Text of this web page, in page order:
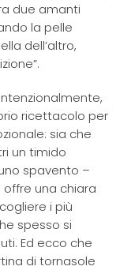
due amanti
la pelle
dell’altro,
ricettacolo per
sia che
un timido
spavento –
una chiara
i più
spesso si
Ed ecco che
di tornasole